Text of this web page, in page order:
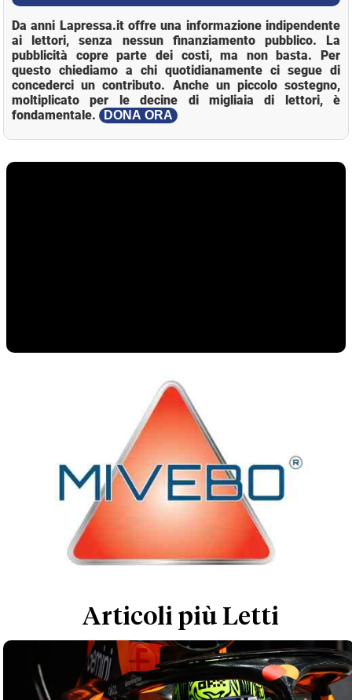
Da anni Lapressa.it offre una informazione indipendente
ai lettori, senza nessun finanziamento pubblico. La
pubblicità copre parte dei costi, ma non basta. Per
questo chiediamo a chi quotidianamente ci segue di
concederci un contributo. Anche un piccolo sostegno,
moltiplicato per le decine di migliaia di lettori, è
fondamentale.
DONA ORA
Articoli più Letti